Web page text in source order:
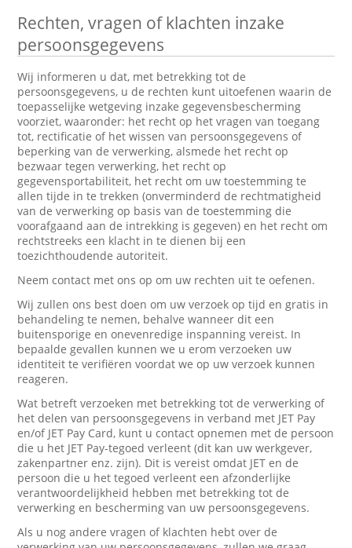
Rechten, vragen of klachten inzake
persoonsgegevens
Wij informeren u dat, met betrekking tot de
persoonsgegevens, u de rechten kunt uitoefenen waarin de
toepasselijke wetgeving inzake gegevensbescherming
voorziet, waaronder: het recht op het vragen van toegang
tot, rectificatie of het wissen van persoonsgegevens of
beperking van de verwerking, alsmede het recht op
bezwaar tegen verwerking, het recht op
gegevensportabiliteit, het recht om uw toestemming te
allen tijde in te trekken (onverminderd de rechtmatigheid
van de verwerking op basis van de toestemming die
voorafgaand aan de intrekking is gegeven) en het recht om
rechtstreeks een klacht in te dienen bij een
toezichthoudende autoriteit.
Neem contact met ons op om uw rechten uit te oefenen.
Wij zullen ons best doen om uw verzoek op tijd en gratis in
behandeling te nemen, behalve wanneer dit een
buitensporige en onevenredige inspanning vereist. In
bepaalde gevallen kunnen we u erom verzoeken uw
identiteit te verifiëren voordat we op uw verzoek kunnen
reageren.
Wat betreft verzoeken met betrekking tot de verwerking of
het delen van persoonsgegevens in verband met JET Pay
en/of JET Pay Card, kunt u contact opnemen met de persoon
die u het JET Pay-tegoed verleent (dit kan uw werkgever,
zakenpartner enz. zijn). Dit is vereist omdat JET en de
persoon die u het tegoed verleent een afzonderlijke
verantwoordelijkheid hebben met betrekking tot de
verwerking en bescherming van uw persoonsgegevens.
Als u nog andere vragen of klachten hebt over de